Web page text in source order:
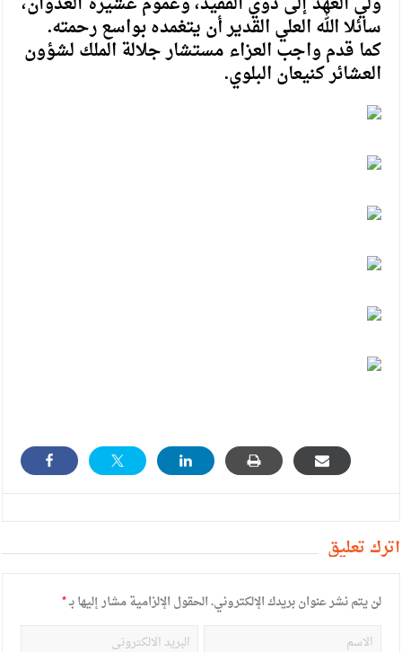
القاضي محمود أحمد فريحات.. مبارك ومزيدا من التوفيق
سائلا الله العلي القدير أن يتغمده بواسع رحمته.
كما قدم واجب العزاء مستشار جلالة الملك لشؤون
العشائر كنيعان البلوي.
أترك تعليق
لن يتم نشر عنوان بريدك الإلكتروني.الحقول الإلزامية مشار إليها بـ*